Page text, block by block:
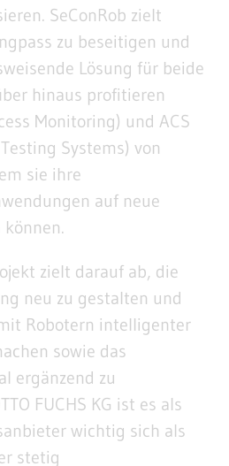
SeConRob zielt
zu beseitigen und
Lösung für beide
hinaus profitieren
Monitoring) und ACS
Systems) von
sie ihre
auf neue
zielt darauf ab, die
neu zu gestalten und
Robotern intelligenter
sowie das
ergänzend zu
FUCHS KG ist es als
wichtig sich als
stetig